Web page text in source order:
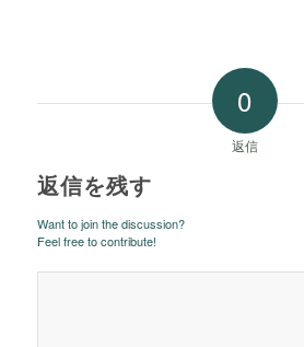
0
返信
返信を残す
Want to join the discussion?
Feel free to contribute!